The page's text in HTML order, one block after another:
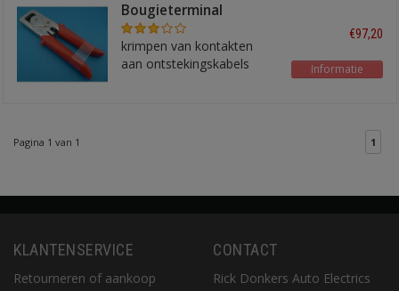
Bougieterminal
krimptang ICT7
krimpen van kontakten
aan ontstekingskabels
€97,20
Informatie
Pagina 1 van 1 1
KLANTENSERVICE
Retourneren of aankoop
CONTACT
Rick Donkers Auto Electrics